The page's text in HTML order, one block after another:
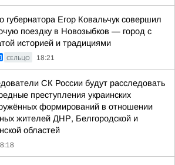
губернатора Егор Ковальчук совершил
поездку в Новозыбков — город с
историей и традициями
СЕЛЬЦО 18:21
СК России будут расследовать
преступления украинских
формирований в отношении
жителей ДНР, Белгородской и
областей